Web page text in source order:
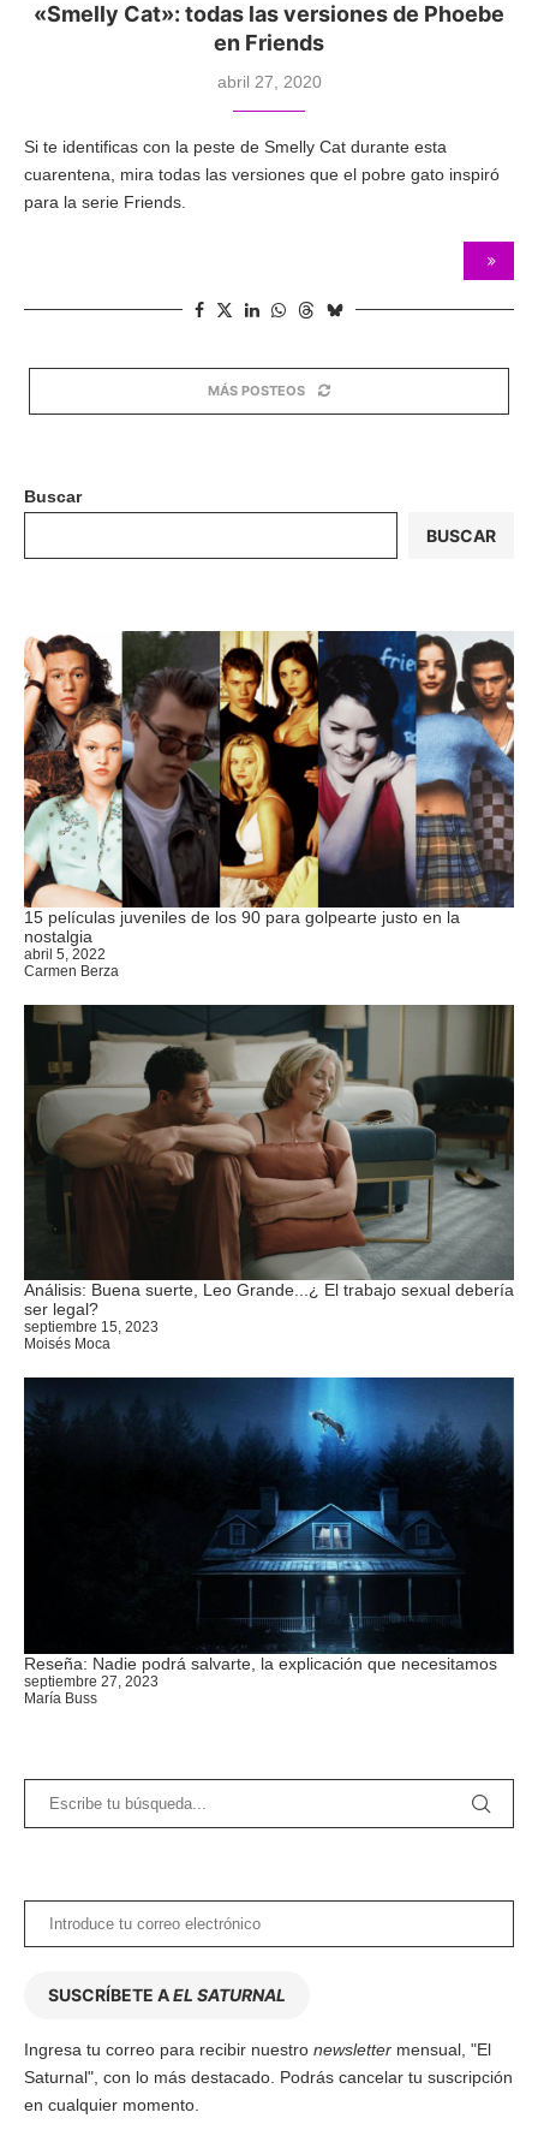
«Smelly Cat»: todas las versiones de Phoebe
en Friends
abril 27, 2020
Si te identificas con la peste de Smelly Cat durante esta
cuarentena, mira todas las versiones que el pobre gato inspiró
para la serie Friends.
MÁS POSTEOS
Buscar
BUSCAR
15 películas juveniles de los 90 para golpearte justo en la
nostalgia
abril 5, 2022
Carmen Berza
Análisis: Buena suerte, Leo Grande...¿ El trabajo sexual debería
ser legal?
septiembre 15, 2023
Moisés Moca
Reseña: Nadie podrá salvarte, la explicación que necesitamos
septiembre 27, 2023
María Buss
SUSCRÍBETE AEL SATURNAL
Ingresa tu correo para recibir nuestro newsletter mensual, "El
Saturnal", con lo más destacado. Podrás cancelar tu suscripción
en cualquier momento.